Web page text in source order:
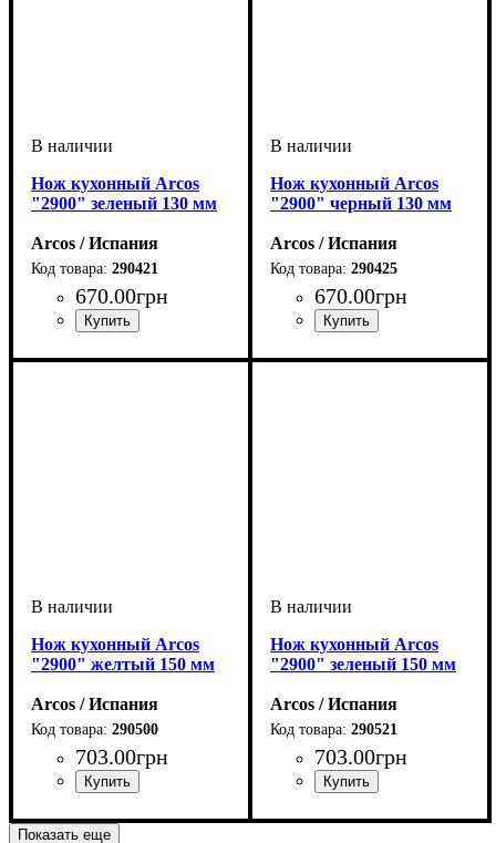
Нож кухонный Arcos
"2900" зеленый 130 мм
Arcos / Испания
290421
670.00грн
Нож кухонный Arcos
"2900" черный 130 мм
Arcos / Испания
290425
670.00грн
Нож кухонный Arcos
"2900" желтый 150 мм
Arcos / Испания
290500
703.00грн
Нож кухонный Arcos
"2900" зеленый 150 мм
Arcos / Испания
290521
703.00грн
Показать еще